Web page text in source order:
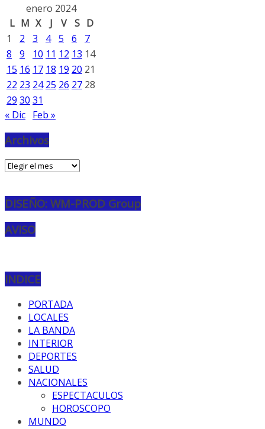
enero 2024
L M X J V S D
1
2 3 4 5 6
7
8
9 10 11 12 13 14
15 16 17 18 19 20 21
22 23 24 25 26 27 28
29 30 31
« Dic Feb »
Archivos
Archivos
DISEÑO: WM-PROD Group
AVISO
INDICE
PORTADA
LOCALES
LA BANDA
INTERIOR
DEPORTES
SALUD
NACIONALES
ESPECTACULOS
HOROSCOPO
MUNDO